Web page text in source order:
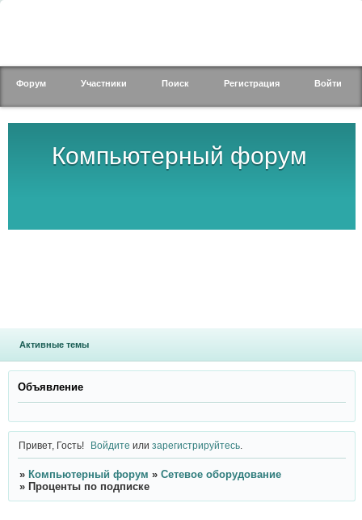
Компьютерный форум
Форум Участники Поиск Регистрация Войти
Активные темы
Объявление
Привет, Гость! Войдите илизарегистрируйтесь
» Компьютерный форум » Сетевое оборудование
» Проценты по подписке